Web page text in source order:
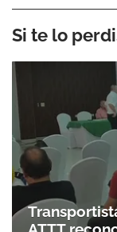
Si te lo
ATTT